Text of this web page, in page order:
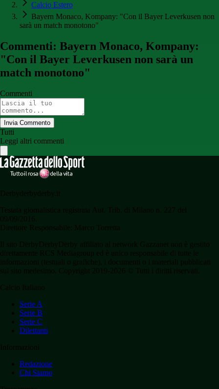
Calcio Estero
Bayern Monaco, Kompany: "Con il Bayer Leverkusen non
sarà un match monotono"
Commenti: Bayern Monaco, Kompany:
"Con il Bayer Leverkusen non sarà un
match monotono"
Commenti
Invia Commento
Tutti
Leggi altri commenti
Serie A
Serie B
Serie C
Dilettanti
Redazione
Chi Siamo